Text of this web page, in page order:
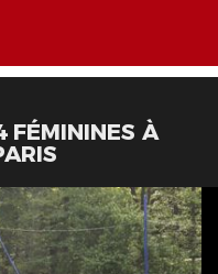
FÉMININES À